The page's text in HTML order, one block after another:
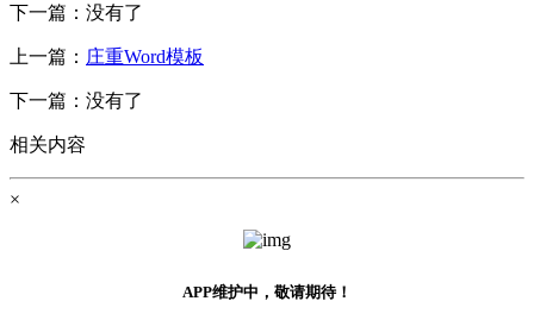
下一篇：没有了
上一篇： 庄重Word模板
下一篇：没有了
相关内容
×
APP维护中，敬请期待！